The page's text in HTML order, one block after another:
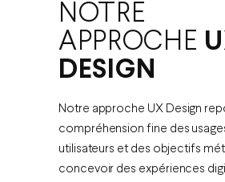
NOTRE
APPROCHE
DESIGN
Notre approche UX Design
compréhension fine des
utilisateurs et des objectifs
concevoir des expériences